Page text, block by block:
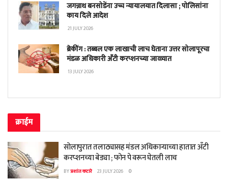
जगन्नाथ बनसोडेंना उच्च न्यायालयात दिलासा ; पोलिसांना
काय दिले आदेश
21 JULY 2026
ब्रेकींग : तब्बल एक लाखाची लाच घेताना उत्तर सोलापूरचा
मंडळ अधिकारी अँटी करप्शनच्या जाळ्यात
13 JULY 2026
क्राईम
सोलापुरात तलाठ्यासह मंडल अधिकाऱ्याच्या हातात अँटी
करप्शनच्या बेड्या ; फोन पे वरून घेतली लाच
BYप्रशांत कटारे 23 JULY 2026 0